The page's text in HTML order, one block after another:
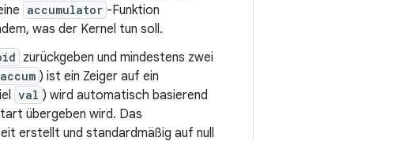
accumulator -Funktion
was der Kernel tun soll.
zurückgeben und mindestens zwei
accum ) ist ein Zeiger auf ein
val ) wird automatisch basierend
übergeben wird. Das
erstellt und standardmäßig auf null